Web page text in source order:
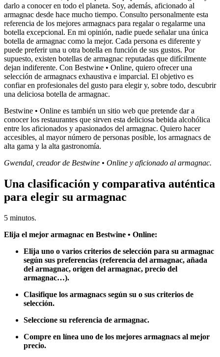
darlo a conocer en todo el planeta. Soy, además, aficionado al
armagnac desde hace mucho tiempo. Consulto personalmente esta
referencia de los mejores armagnacs para regalar o regalarme una
botella excepcional. En mi opinión, nadie puede señalar una única
botella de armagnac como la mejor. Cada persona es diferente y
puede preferir una u otra botella en función de sus gustos. Por
supuesto, existen botellas de armagnac reputadas que difícilmente
dejan indiferente. Con Bestwine • Online, quiero ofrecer una
selección de armagnacs exhaustiva e imparcial. El objetivo es
confiar en profesionales del gusto para elegir y, sobre todo, descubrir
una deliciosa botella de armagnac.
Bestwine • Online es también un sitio web que pretende dar a
conocer los restaurantes que sirven esta deliciosa bebida alcohólica
entre los aficionados y apasionados del armagnac. Quiero hacer
accesibles, al mayor número de personas posible, los armagnacs de
alta gama y la alta gastronomía.
Gwendal, creador de Bestwine • Online y aficionado al armagnac.
Una clasificación y comparativa auténtica
para elegir su armagnac
5 minutos.
Elija el mejor armagnac en Bestwine • Online:
Elija uno o varios criterios de selección para su armagnac
según sus preferencias (referencia del armagnac, añada
del armagnac, origen del armagnac, precio del
armagnac…).
Clasifique los armagnacs según su o sus criterios de
selección.
Seleccione su referencia de armagnac.
Compre en línea uno de los mejores armagnacs al mejor
precio.